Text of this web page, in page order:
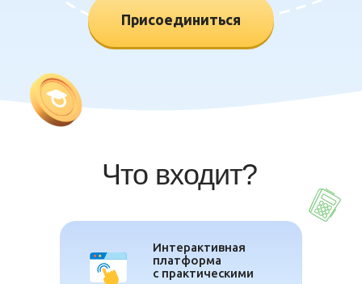
Присоединиться
Интерактивная
платформа
с практическими
Что входит?